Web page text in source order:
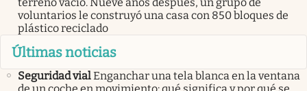
terreno vacío. Nueve años después, un grupo de
voluntarios le construyó una casa con 850 bloques de
plástico reciclado
Últimas noticias
Seguridad vialEnganchar una tela blanca en la ventana